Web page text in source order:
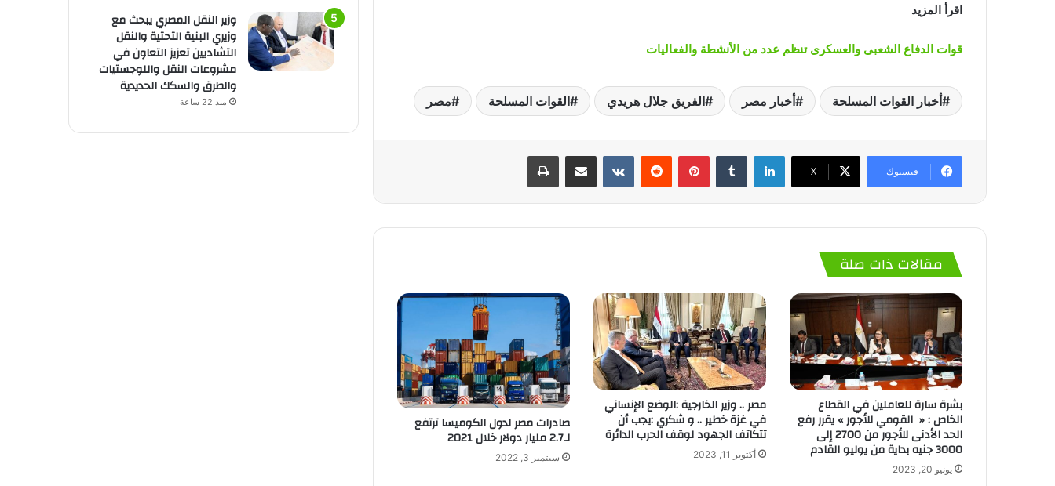
اقرأ المزيد
قوات الدفاع الشعبى والعسكرى تنظم عدد من الأنشطة والفعاليات
أخبار القوات المسلحة أخبار مصر الفريق جلال هريدي القوات المسلحة مصر
فيسبوك ‫X
لينكدإن بينتيريست
مقالات ذات صلة
بشرة سارة للعاملين في القطاع
الخاص : « القومي للأجور » يقرر رفع
الحد الأدنى للأجور من 2700 إلى
3000 جنيه بداية من يوليو القادم
يونيو 20, 2023
مصر .. وزير الخارجية :الوضع الإنساني
في غزة خطير .. و شكري :يجب أن
تتكاتف الجهود لوقف الحرب الدائرة
أكتوبر 11, 2023
صادرات مصر لدول الكوميسا ترتفع
لـ2.7 مليار دولار خلال 2021
سبتمبر 3, 2022
وزير النقل المصري يبحث مع
وزيري البنية التحتية والنقل
التشاديين تعزيز التعاون في
مشروعات النقل واللوجستيات
والطرق والسكك الحديدية
منذ 22 ساعة